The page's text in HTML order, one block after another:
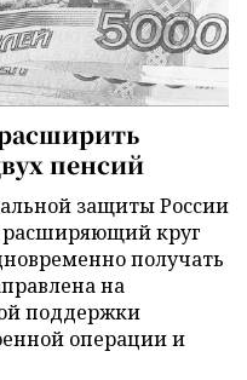
пенсий
защиты России
расширяющий круг
получать
на
поддержки
операции и